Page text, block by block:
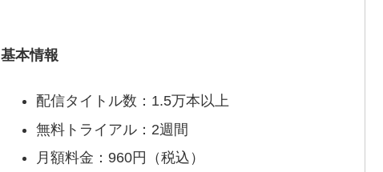
基本情報
配信タイトル数：1.5万本以上
無料トライアル：2週間
月額料金：960円（税込）